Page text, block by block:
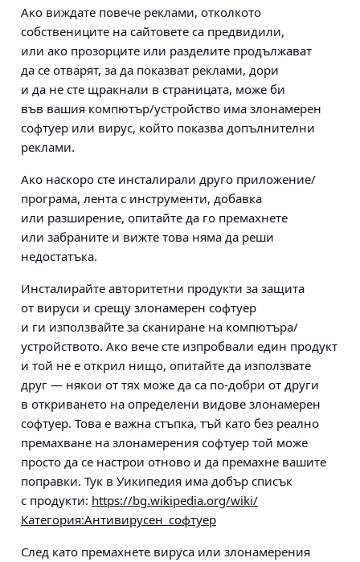
Ако виждате повече реклами, отколкото
собствениците на сайтовете са предвидили,
или ако прозорците или разделите продължават
да се отварят, за да показват реклами, дори
и да не сте щракнали в страницата, може би
във вашия компютър/устройство има злонамерен
софтуер или вирус, който показва допълнителни
реклами.
Ако наскоро сте инсталирали друго приложение/
програма, лента с инструменти, добавка
или разширение, опитайте да го премахнете
или забраните и вижте това няма да реши
недостатъка.
Инсталирайте авторитетни продукти за защита
от вируси и срещу злонамерен софтуер
и ги използвайте за сканиране на компютъра/
устройството. Ако вече сте изпробвали един продукт
и той не е открил нищо, опитайте да използвате
друг — някои от тях може да са по-добри от други
в откриването на определени видове злонамерен
софтуер. Това е важна стъпка, тъй като без реално
премахване на злонамерения софтуер той може
просто да се настрои отново и да премахне вашите
поправки. Тук в Уикипедия има добър списък
с продукти: https://bg.wikipedia.org/wiki/
Категория:Антивирусен_софтуер
След като премахнете вируса или злонамерения